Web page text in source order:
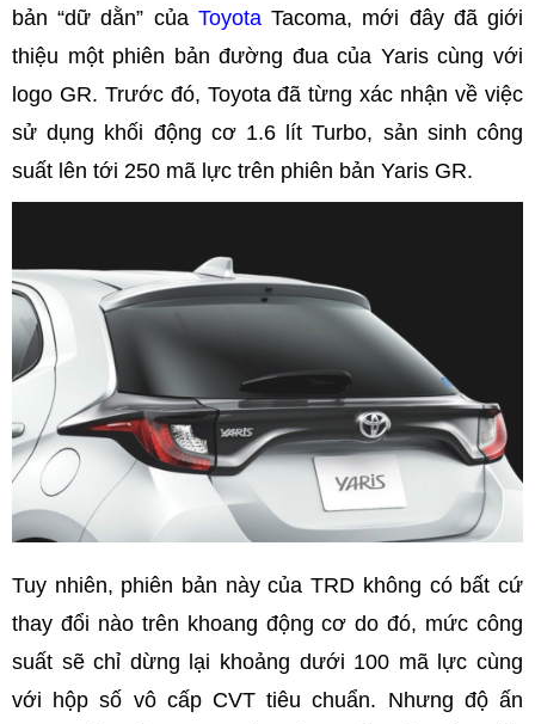
bản “dữ dằn” của ToyotaTacoma, mới đây đã giới
thiệu một phiên bản đường đua của Yaris cùng với
logo GR. Trước đó, Toyota đã từng xác nhận về việc
sử dụng khối động cơ 1.6 lít Turbo, sản sinh công
suất lên tới 250 mã lực trên phiên bản Yaris GR.
Tuy nhiên, phiên bản này của TRD không có bất cứ
thay đổi nào trên khoang động cơ do đó, mức công
suất sẽ chỉ dừng lại khoảng dưới 100 mã lực cùng
với hộp số vô cấp CVT tiêu chuẩn. Nhưng độ ấn